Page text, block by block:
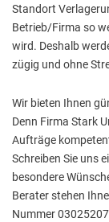
Standort
Betrieb/Firma so
wird. Deshalb
zügig und ohne
Wir bieten Ihnen
Denn Firma Stark
Aufträge
Schreiben Sie uns
besondere
Berater stehen
Nummer